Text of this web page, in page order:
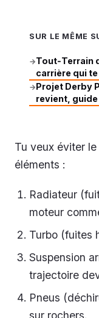
SUR LE MÊME
→Tout‑Terrain
carrière qui
→Projet Derby
revient, guide
Tu veux éviter
éléments :
Radiateur
moteur
Turbo (fuites
Suspension
trajectoire
Pneus
sur rochers.